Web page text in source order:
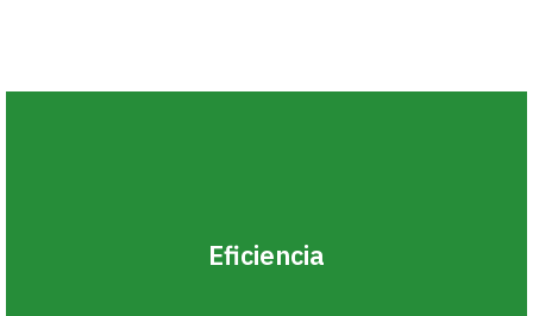
Eficiencia